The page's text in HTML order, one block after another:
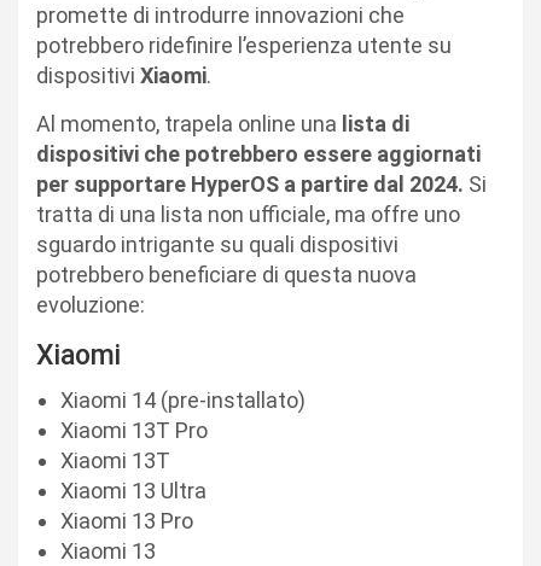
promette di introdurre innovazioni che
potrebbero ridefinire l’esperienza utente su
dispositivi Xiaomi.
Al momento, trapela online una lista di
dispositivi che potrebbero essere aggiornati
per supportare HyperOS a partire dal 2024. Si
tratta di una lista non ufficiale, ma offre uno
sguardo intrigante su quali dispositivi
potrebbero beneficiare di questa nuova
evoluzione:
Xiaomi
Xiaomi 14 (pre-installato)
Xiaomi 13T Pro
Xiaomi 13T
Xiaomi 13 Ultra
Xiaomi 13 Pro
Xiaomi 13